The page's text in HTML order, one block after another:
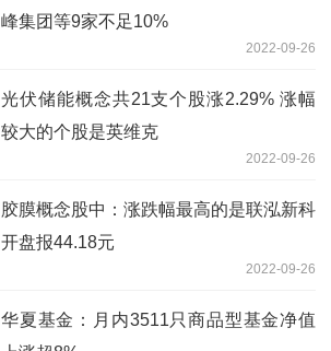
峰集团等9家不足10%
2022-09-26
光伏储能概念共21支个股涨2.29% 涨幅
较大的个股是英维克
2022-09-26
胶膜概念股中：涨跌幅最高的是联泓新科
开盘报44.18元
2022-09-26
华夏基金：月内3511只商品型基金净值